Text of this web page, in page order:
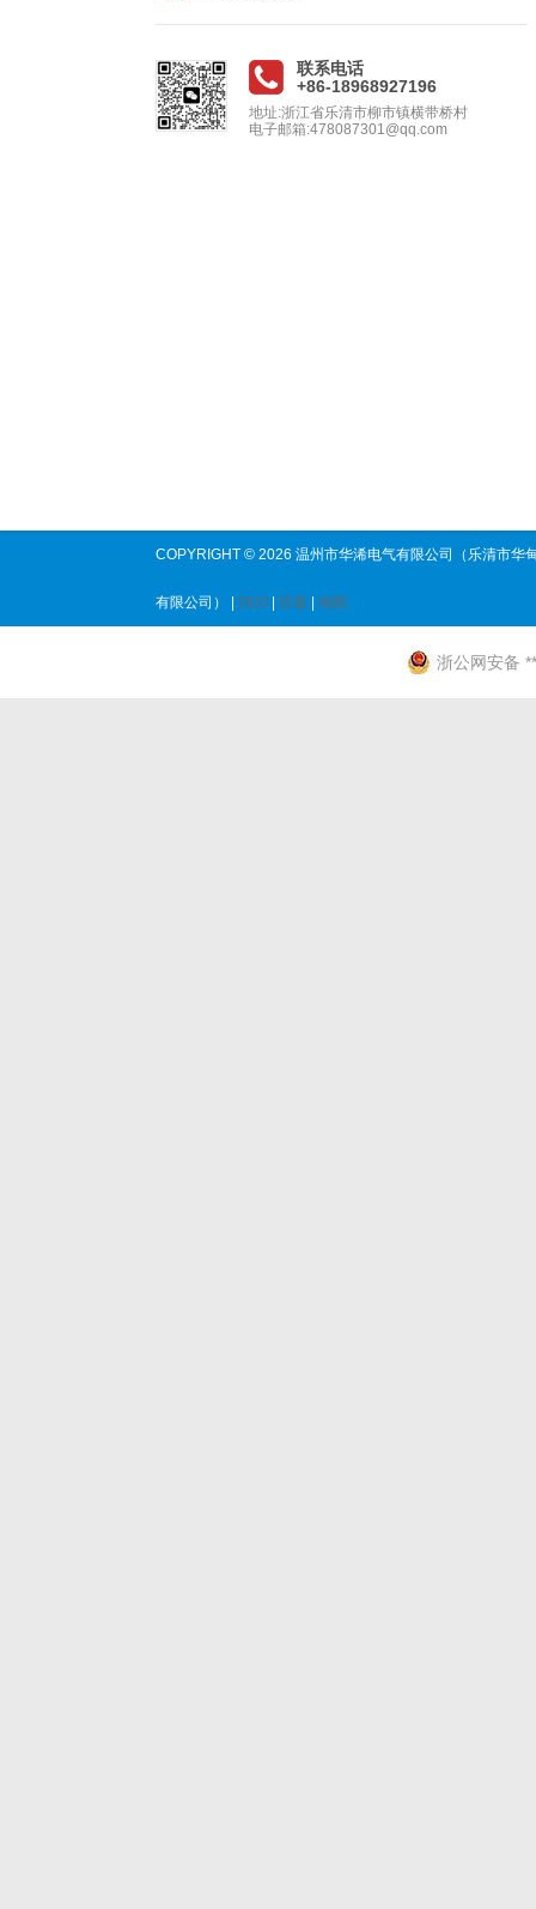
联系电话
+86-18968927196
地址:浙江省乐清市柳市镇横带桥村
电子邮箱:478087301@qq.com
COPYRIGHT © 2026 温州市华浠电气有限公司（乐清市华
有限公司） | SEO 百度 地图
浙公网安备